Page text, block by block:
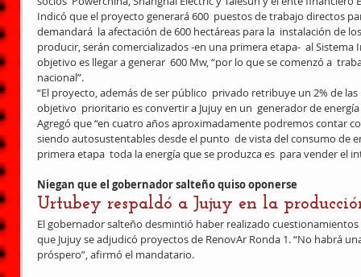
Indicó que el proyecto generará 600  puestos de trabajo directos
demandará  la afectación de 600 hectáreas para la  instalación de
producir, serán comercializados -en una primera etapa-  al
objetivo es llegar a generar  600 Mw, “por lo que se comenzó a
nacional”.
“El proyecto, además de ser público  privado retribuye un 2% de
objetivo  prioritario es convertir a Jujuy en un  generador de
Agregó que “en cuatro años aproximadamente podremos contar
siendo autosustentables desde el punto  de vista del consumo de
primera etapa  toda la energía que se produzca es  para vender el
Niegan que el gobernador salteño quiso oponerse
Urtubey respaldó a Jujuy en la
El gobernador salteño desmintió haber realizado
que Jujuy se adjudicó proyectos de RenovAr Ronda 1. “No habrá
próspero”, afirmó el mandatario.